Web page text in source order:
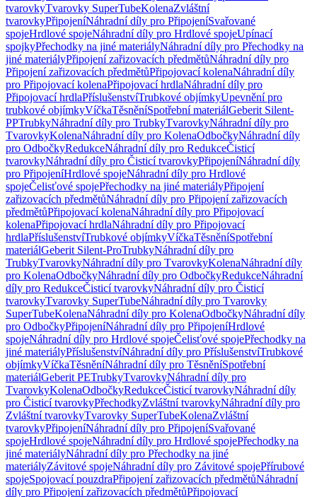
tvarovkyTvarovky SuperTubeKolenaZvláštní
tvarovkyPřipojeníNáhradní díly pro PřipojeníSvařované
spojeHrdlové spojeNáhradní díly pro Hrdlové spojeUpínací
spojkyPřechodky na jiné materiályNáhradní díly pro Přechodky na
jiné materiályPřipojení zařizovacích předmětůNáhradní díly pro
Připojení zařizovacích předmětůPřipojovací kolenaNáhradní díly
pro Připojovací kolenaPřipojovací hrdlaNáhradní díly pro
Připojovací hrdlaPříslušenstvíTrubkové objímkyUpevnění pro
trubkové objímkyVíčkaTěsněníSpotřební materiálGeberit Silent-
PPTrubkyNáhradní díly pro TrubkyTvarovkyNáhradní díly pro
TvarovkyKolenaNáhradní díly pro KolenaOdbočkyNáhradní díly
pro OdbočkyRedukceNáhradní díly pro RedukceČisticí
tvarovkyNáhradní díly pro Čisticí tvarovkyPřipojeníNáhradní díly
pro PřipojeníHrdlové spojeNáhradní díly pro Hrdlové
spojeČelisťové spojePřechodky na jiné materiályPřipojení
zařizovacích předmětůNáhradní díly pro Připojení zařizovacích
předmětůPřipojovací kolenaNáhradní díly pro Připojovací
kolenaPřipojovací hrdlaNáhradní díly pro Připojovací
hrdlaPříslušenstvíTrubkové objímkyVíčkaTěsněníSpotřební
materiálGeberit Silent-ProTrubkyNáhradní díly pro
TrubkyTvarovkyNáhradní díly pro TvarovkyKolenaNáhradní díly
pro KolenaOdbočkyNáhradní díly pro OdbočkyRedukceNáhradní
díly pro RedukceČisticí tvarovkyNáhradní díly pro Čisticí
tvarovkyTvarovky SuperTubeNáhradní díly pro Tvarovky
SuperTubeKolenaNáhradní díly pro KolenaOdbočkyNáhradní díly
pro OdbočkyPřipojeníNáhradní díly pro PřipojeníHrdlové
spojeNáhradní díly pro Hrdlové spojeČelisťové spojePřechodky na
jiné materiályPříslušenstvíNáhradní díly pro PříslušenstvíTrubkové
objímkyVíčkaTěsněníNáhradní díly pro TěsněníSpotřební
materiálGeberit PETrubkyTvarovkyNáhradní díly pro
TvarovkyKolenaOdbočkyRedukceČisticí tvarovkyNáhradní díly
pro Čisticí tvarovkyPřechodkyZvláštní tvarovkyNáhradní díly pro
Zvláštní tvarovkyTvarovky SuperTubeKolenaZvláštní
tvarovkyPřipojeníNáhradní díly pro PřipojeníSvařované
spojeHrdlové spojeNáhradní díly pro Hrdlové spojePřechodky na
jiné materiályNáhradní díly pro Přechodky na jiné
materiályZávitové spojeNáhradní díly pro Závitové spojePřírubové
spojeSpojovací pouzdraPřipojení zařizovacích předmětůNáhradní
díly pro Připojení zařizovacích předmětůPřipojovací